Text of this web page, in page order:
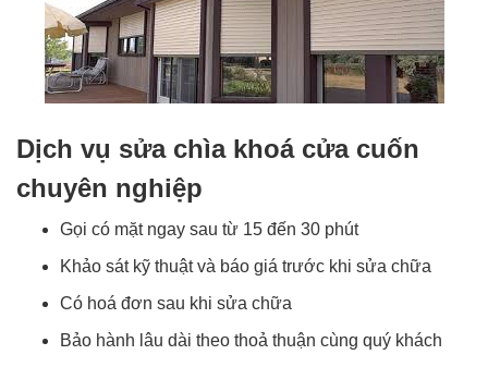
Dịch vụ sửa chìa khoá cửa cuốn
chuyên nghiệp
Gọi có mặt ngay sau từ 15 đến 30 phút
Khảo sát kỹ thuật và báo giá trước khi sửa chữa
Có hoá đơn sau khi sửa chữa
Bảo hành lâu dài theo thoả thuận cùng quý khách